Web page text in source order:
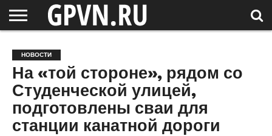
ОБЛАСТЬ
НОВОСТИ
СОСЕДЕЙ
РОССИЯ
/ МИР
СПЕЦПРОЕКТЫ
БЛОГ
СТАТЬИ
ФОТОРЕПОРТАЖИ
ИНТЕРВЬЮ
ОБЪЕКТЫ
ПОДБОРКИ
НОВОСТИ
На «той стороне», рядом со
Студенческой улицей,
подготовлены сваи для
станции канатной дороги